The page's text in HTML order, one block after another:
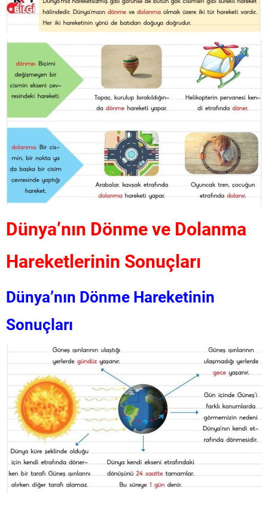
Dünya’nın Dönme ve Dolanma
Hareketlerinin Sonuçları
Dünya’nın Dönme Hareketinin
Sonuçları